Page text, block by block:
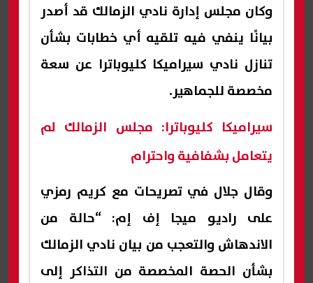
وكان مجلس إدارة نادي الزمالك قد أصدر
بيانًا ينفي فيه تلقيه أي خطابات بشأن
تنازل نادي سيراميكا كليوباترا عن سعة
مخصصة للجماهير.
سيراميكا كليوباترا: مجلس الزمالك لم
يتعامل بشفافية واحترام
وقال جلال في تصريحات مع كريم رمزي
على راديو ميجا إف إم: “حالة من
الاندهاش والتعجب من بيان نادي الزمالك
بشأن الحصة المخصصة من التذاكر إلى